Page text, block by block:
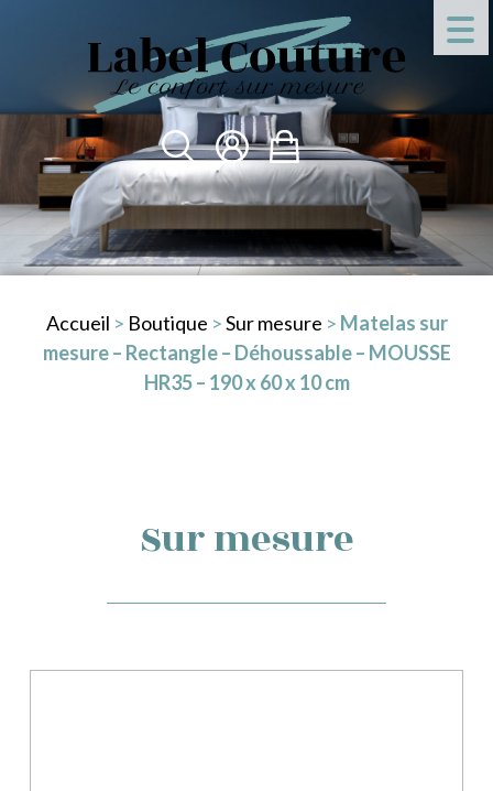
Accueil > Boutique >Sur mesure > Matelas sur
mesure – Rectangle – Déhoussable – MOUSSE
HR35 – 190 x 60 x 10 cm
Sur mesure